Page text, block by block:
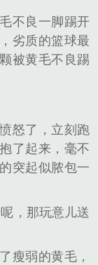
不良一脚踢开
劣质的篮球最
被黄毛不良踢
怒了，立刻跑
了起来，毫不
突起似脓包一
，那玩意儿送
瘦弱的黄毛，